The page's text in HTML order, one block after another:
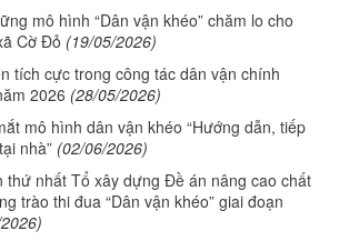
mô hình “Dân vận khéo” chăm lo cho
Cờ Đỏ (19/05/2026)
tích cực trong công tác dân vận chính
2026 (28/05/2026)
mô hình dân vận khéo “Hướng dẫn, tiếp
nhà” (02/06/2026)
thứ nhất Tổ xây dựng Đề án nâng cao chất
trào thi đua “Dân vận khéo” giai đoạn